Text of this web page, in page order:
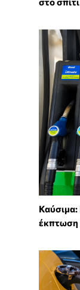
έκπτωση